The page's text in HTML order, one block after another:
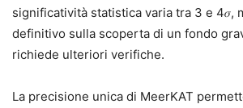
significatività statistica varia tra 3 e 4𝜎,
definitivo sulla scoperta di un fondo
richiede ulteriori verifiche.
La precisione unica di MeerKAT